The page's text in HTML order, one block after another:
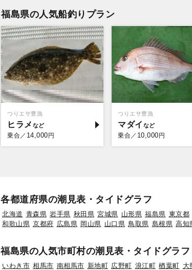
福島県の人気船釣りプラン
つりエサ豊漁
ヒラメ
乗合／ 14,000 円
つりエサ豊漁
マダイ
乗合／ 10,000 円
各都道府県の潮見表・タイドグラフ
北海道 青森県 岩手県 秋田県 宮城県 山形県 福島県 東京都
和歌山県 京都府 広島県 岡山県 山口県 鳥取県 島根県 高知
福島県の人気市町村の潮見表・タイドグラフ
いわき市 相馬市 南相馬市 新地町 広野町 浪江町 楢葉町 大